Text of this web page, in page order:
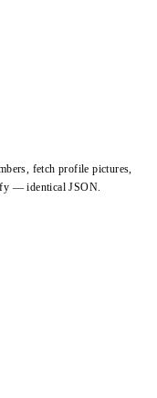
fetch profile pictures,
— identical JSON.